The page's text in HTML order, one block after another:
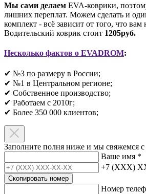
Мы сами делаем EVA-коврики,
лишних переплат. Можем сделать и
комплект - всё зависит от того, что
Водительский коврик стоит 1205руб.
Несколько фактов о EVADROM:
✔ №3 по размеру в России;
✔ №1 в Центральном регионе;
✔ Собственное производство;
✔ Работаем с 2010г;
✔ Более 350 000 клиентов;​
Заполните полня ниже и мы свяжемся с
Ваше имя *
+7 (XXX)
Скопировать номер
Номер